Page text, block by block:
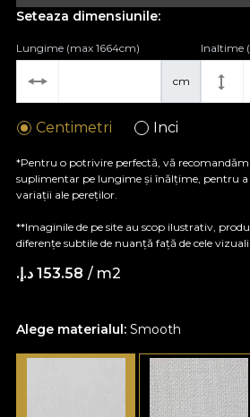
Alege materialul: Smooth
Seteaza dimensiunile:
cm
Lungime (max 1664cm) Inaltime
Centimetri Inci
*Pentru o potrivire perfectă, vă
suplimentar pe lungime și înălțime, pentru a
variații ale pereților.
**Imaginile de pe site au scop ilustrativ,
diferențe subtile de nuanță față de cele
153.58 د.إ.‏ / m2